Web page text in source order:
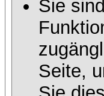
Sie
Seite,